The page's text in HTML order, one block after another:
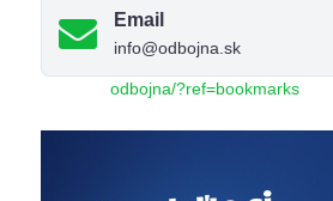
Email
info@odbojna.sk
odbojna/?ref=bookmarks